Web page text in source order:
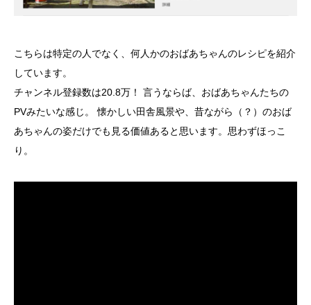
こちらは特定の人でなく、何人かのおばあちゃんのレシピを紹介
しています。
チャンネル登録数は20.8万！ 言うならば、おばあちゃんたちの
PVみたいな感じ。 懐かしい田舎風景や、昔ながら（？）のおば
あちゃんの姿だけでも見る価値あると思います。思わずほっこ
り。